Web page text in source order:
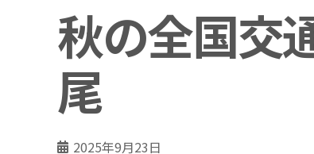
秋の全国交
尾
2025年9月23日